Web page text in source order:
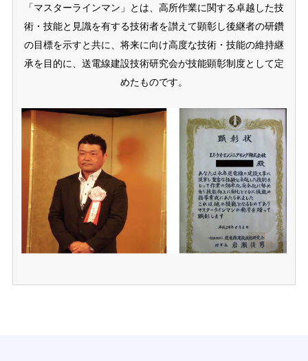
「マスターラインマン」とは、高所作業に関する卓越した技
術・技能と見識を有する技術者を讃えて顕彰し後継者の研鑽
の目標を示すと共に、将来に向け高度な技術・技能の維持継
承を目的に、送電線建設技術研究会が技能顕彰制度として定
めたものです。